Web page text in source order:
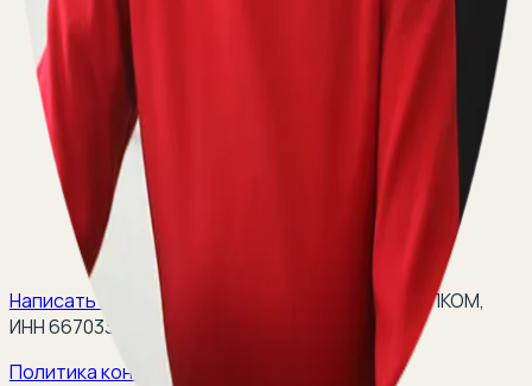
Написать на email:
ООО ЭЛКОМ,
ИНН 6670334641, ОГРН 1116670009796
Политика конфиденциальности